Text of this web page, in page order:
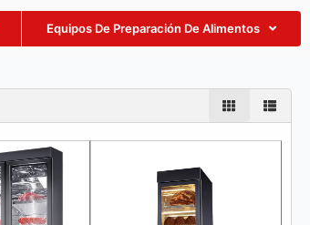
Equipos De Preparación De Alimentos